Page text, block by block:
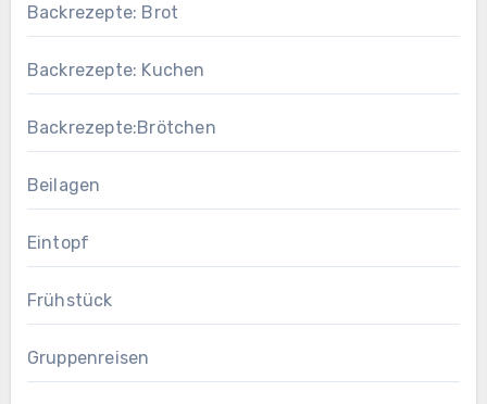
Backrezepte: Brot
Backrezepte: Kuchen
Backrezepte:Brötchen
Beilagen
Eintopf
Frühstück
Gruppenreisen